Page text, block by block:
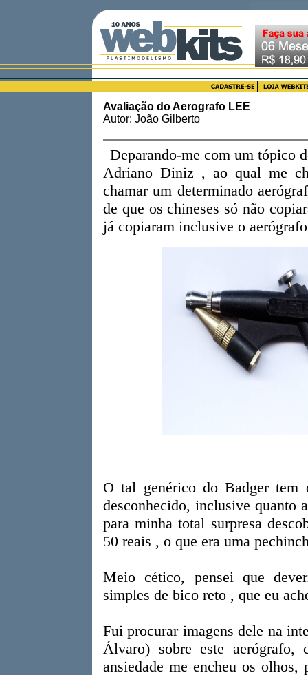
Avaliação do Aerografo LEE
Autor: João Gilberto
Deparando-me com um tópico
Adriano Diniz , ao qual me
chamar um determinado
de que os chineses só não
já copiaram inclusive o
O tal genérico do Badger tem
desconhecido, inclusive quanto
para minha total surpresa
50 reais , o que era uma
Meio cético, pensei que
simples de bico reto , que eu
Fui procurar imagens dele na
Álvaro) sobre este
ansiedade me encheu os